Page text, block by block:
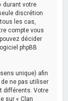
durant votre
discrétion
les cas,
compte vous
décider
phpBB
unique) afin
ne pas utiliser
différents. Votre
sur « Clan